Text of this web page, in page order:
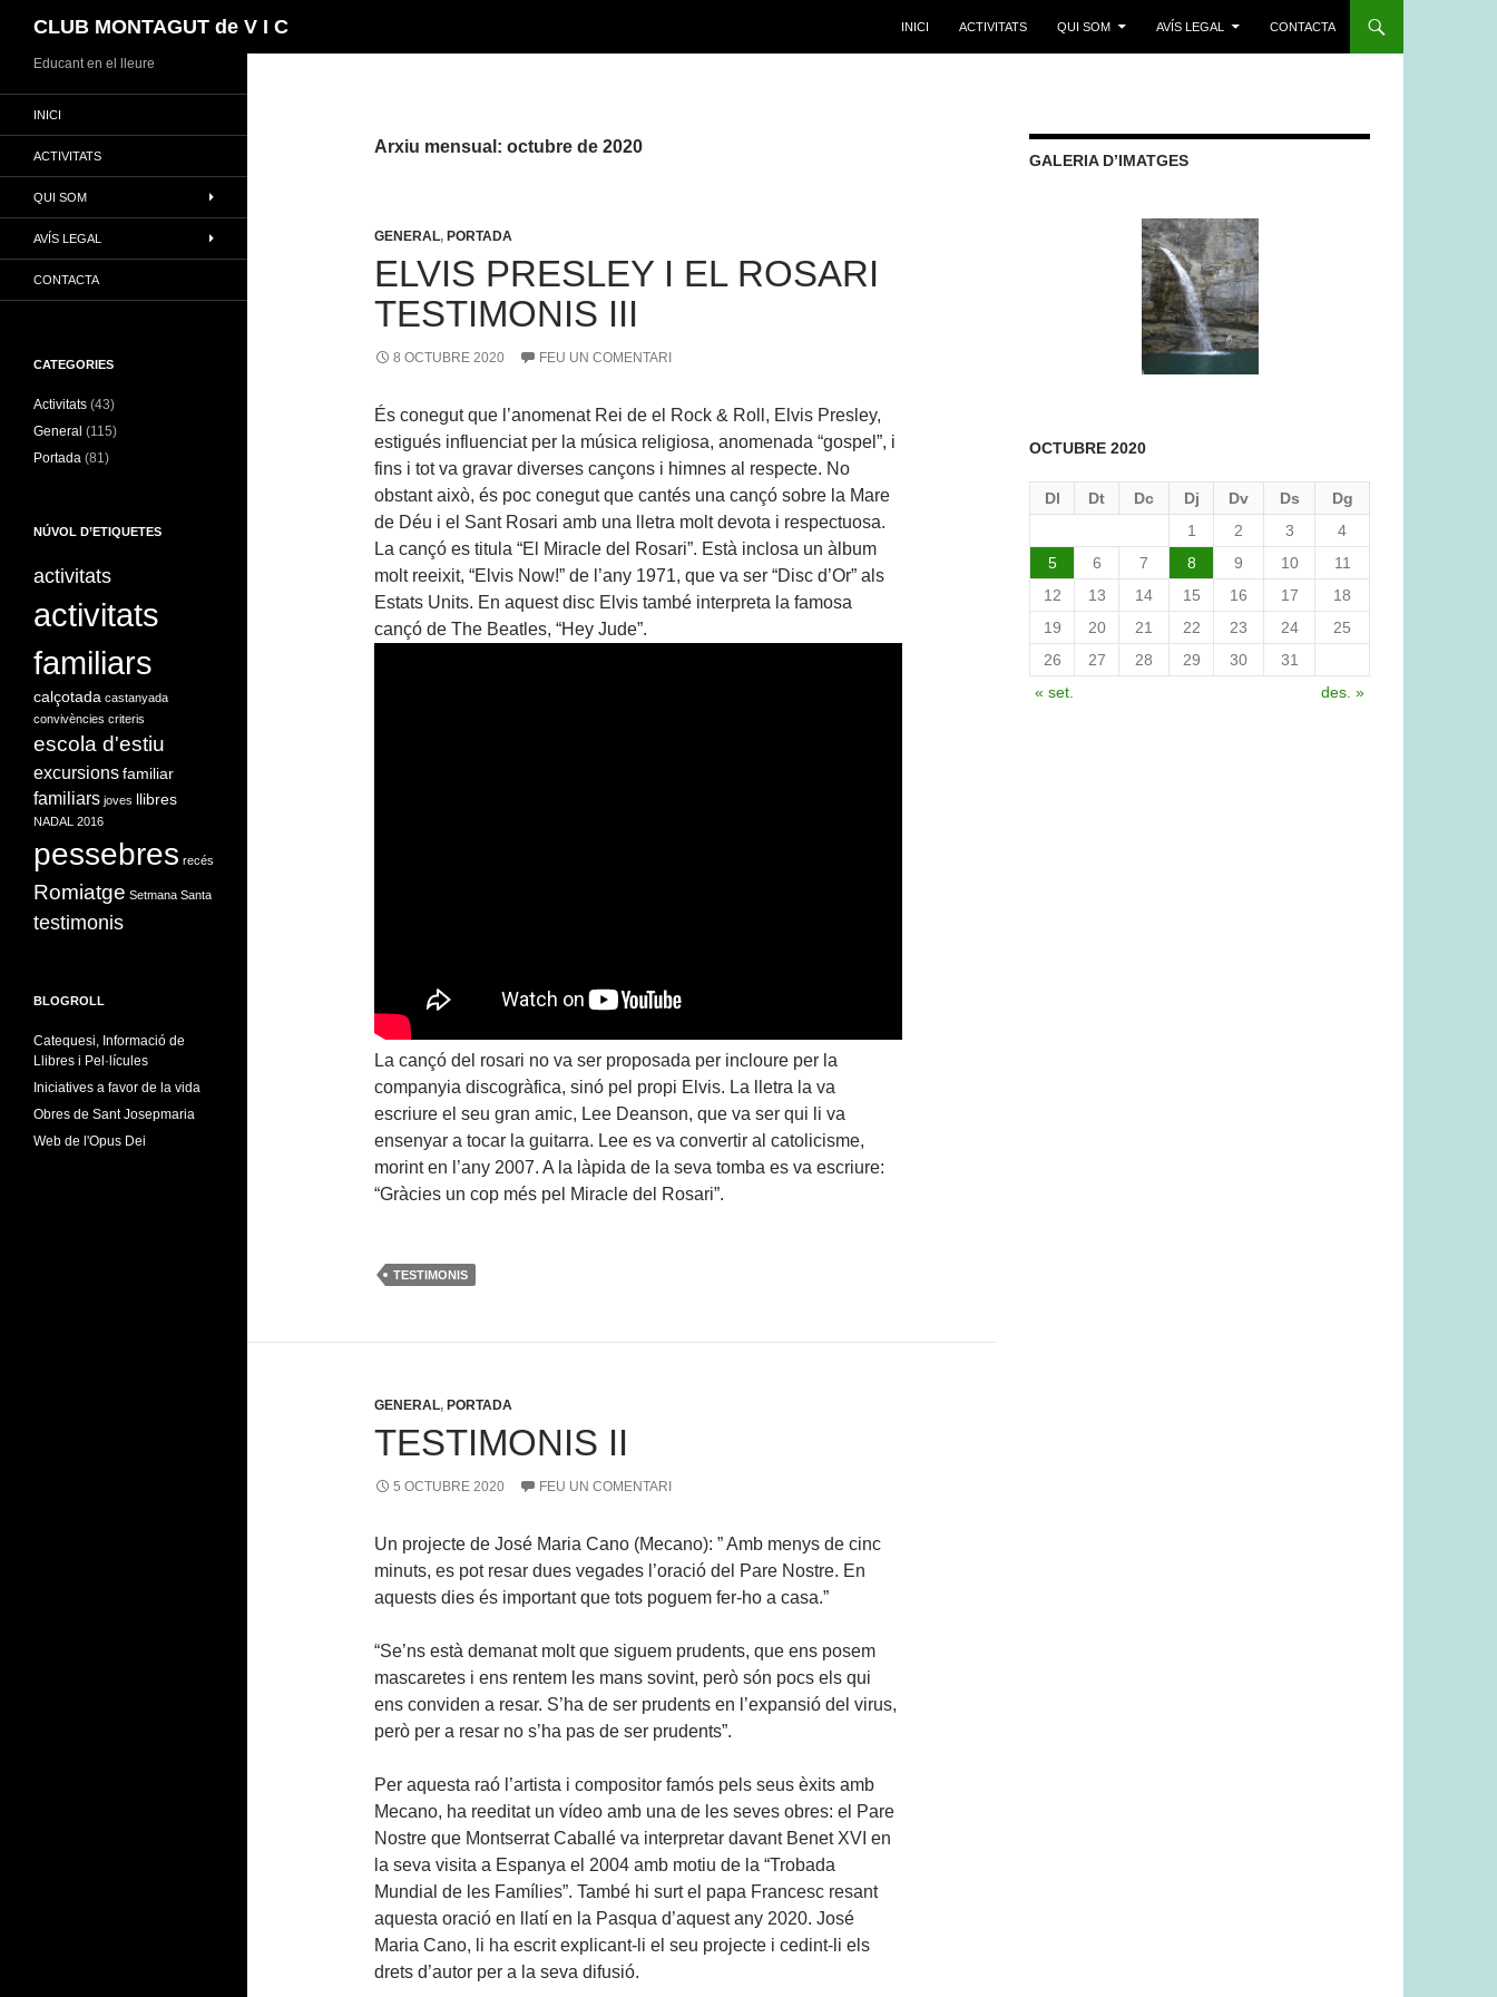
al
contingut
CLUB MONTAGUT de V I C INICI ACTIVITATS QUI SOM AVÍS LEGAL CONTACTA
Arxiu mensual: octubre de 2020
GENERAL, PORTADA
ELVIS PRESLEY I EL ROSARI
TESTIMONIS III
8 OCTUBRE 2020 FEU UN COMENTARI
És conegut que l’anomenat Rei de el Rock & Roll, Elvis Presley,
estigués influenciat per la música religiosa, anomenada “gospel”, i
fins i tot va gravar diverses cançons i himnes al respecte. No
obstant això, és poc conegut que cantés una cançó sobre la Mare
de Déu i el Sant Rosari amb una lletra molt devota i respectuosa.
La cançó es titula “El Miracle del Rosari”. Està inclosa un àlbum
molt reeixit, “Elvis Now!” de l’any 1971, que va ser “Disc d’Or” als
Estats Units. En aquest disc Elvis també interpreta la famosa
cançó de The Beatles, “Hey Jude”.
La cançó del rosari no va ser proposada per incloure per la
companyia discogràfica, sinó pel propi Elvis. La lletra la va
escriure el seu gran amic, Lee Deanson, que va ser qui li va
ensenyar a tocar la guitarra. Lee es va convertir al catolicisme,
morint en l’any 2007. A la làpida de la seva tomba es va escriure:
“Gràcies un cop més pel Miracle del Rosari”.
TESTIMONIS
GENERAL, PORTADA
TESTIMONIS II
5 OCTUBRE 2020 FEU UN COMENTARI
Un projecte de José Maria Cano (Mecano): ” Amb menys de cinc
minuts, es pot resar dues vegades l’oració del Pare Nostre. En
aquests dies és important que tots poguem fer-ho a casa.”
“Se’ns està demanat molt que siguem prudents, que ens posem
mascaretes i ens rentem les mans sovint, però són pocs els qui
ens conviden a resar. S’ha de ser prudents en l’expansió del virus,
però per a resar no s’ha pas de ser prudents”.
Per aquesta raó l’artista i compositor famós pels seus èxits amb
Mecano, ha reeditat un vídeo amb una de les seves obres: el Pare
Nostre que Montserrat Caballé va interpretar davant Benet XVI en
la seva visita a Espanya el 2004 amb motiu de la “Trobada
Mundial de les Famílies”. També hi surt el papa Francesc resant
aquesta oració en llatí en la Pasqua d’aquest any 2020. José
Maria Cano, li ha escrit explicant-li el seu projecte i cedint-li els
drets d’autor per a la seva difusió.
GALERIA D’IMATGES
OCTUBRE 2020
Dl Dt Dc Dj Dv Ds
Dg
1
2 3
4
5
6 7 8 9 10
11
12
13 14 15 16 17
18
19
20 21 22 23 24
25
26
27 28 29 30
31
« set.
des. »
Educant en el lleure
INICI
ACTIVITATS
QUI SOM
AVÍS LEGAL
CONTACTA
CATEGORIES
Activitats (43)
General (115)
Portada (81)
NÚVOL D’ETIQUETES
activitats
activitats
familiars
calçotada castanyada
convivències criteris
escola d'estiu
excursions familiar
familiars joves llibres
NADAL 2016
pessebres recés
Romiatge Setmana Santa
testimonis
BLOGROLL
Catequesi, Informació de
Llibres i Pel·lícules
Iniciatives a favor de la vida
Obres de Sant Josepmaria
Web de l'Opus Dei